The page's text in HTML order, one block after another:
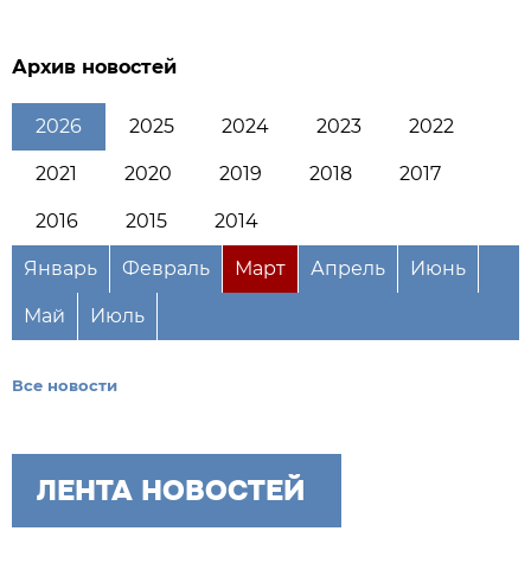
Архив новостей
2026 2025 2024 2023 2022
2021 2020 2019 2018 2017
2016 2015 2014
Январь Февраль Март Апрель Июнь
Май Июль
Все новости
ЛЕНТА НОВОСТЕЙ